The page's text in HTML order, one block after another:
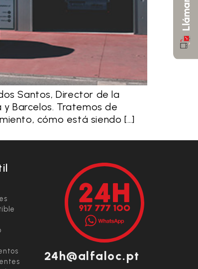
dos Santos, Director de la
Barcelos. Tratemos de
cómo está siendo […]
24h@alfaloc.pt